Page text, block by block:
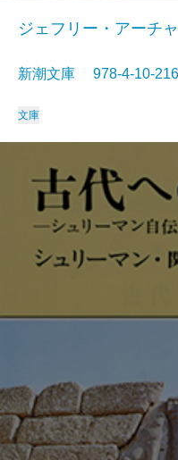
ジェフリー・アーチ
新潮文庫 978-4-10-
文庫